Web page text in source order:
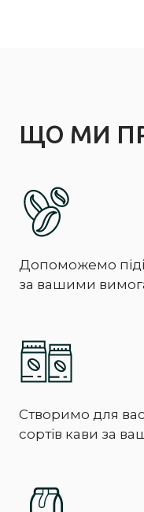
ЩО МИ
Допоможемо
за вашими
Створимо для вас
сортів кави за